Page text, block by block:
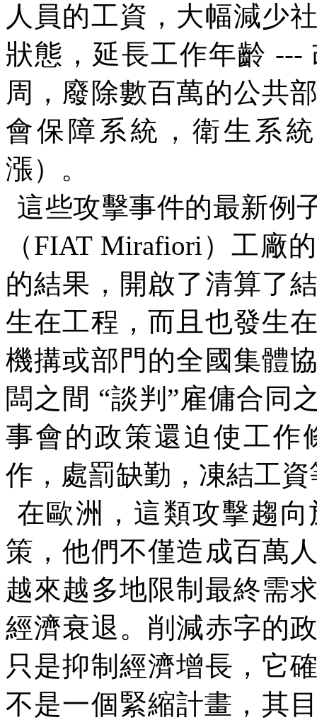
人員的工資，大幅減少
狀態，延長工作年齡 ---
周，廢除數百萬的公共
會保障系統，衛生系
漲）。
這些攻擊事件的最新例
（FIAT Mirafiori ）工廠
的結果，開啟了清算了
生在工程，而且也發生
機搆或部門的全國集體
闆之間 “談判 ”雇傭合同
事會的政策還迫使工作
作，處罰缺勤，凍結工資
在歐洲，這類攻擊趨
策，他們不僅造成百萬
越來越多地限制最終需
經濟衰退。削減赤字的
只是抑制經濟增長，它
不是一個緊縮計畫，其